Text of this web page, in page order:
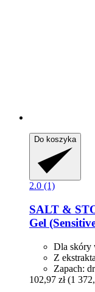
Do koszyka
2.0 (1)
SALT &
Gel
Dla skóry
Z
Zapach:
102,97 zł (1